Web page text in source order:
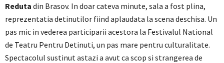
Reduta din Brasov. In doar cateva minute, sala a fost plina,
reprezentatia detinutilor fiind aplaudata la scena deschisa. Un
pas mic in vederea participarii acestora la Festivalul National
de Teatru Pentru Detinuti, un pas mare pentru culturalitate.
Spectacolul sustinut astazi a avut ca scop si strangerea de